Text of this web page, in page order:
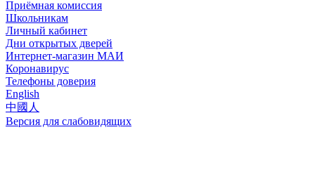
Приёмная комиссия
Школьникам
Личный кабинет
Дни открытых дверей
Интернет-магазин МАИ
Коронавирус
Телефоны доверия
English
中國人
Версия для слабовидящих